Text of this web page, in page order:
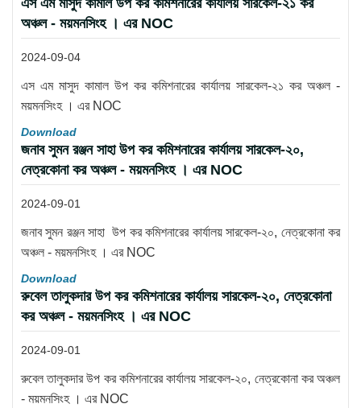
অঞ্চল - ময়মনসিংহ । এর NOC
2024-09-04
এস এম মাসুদ কামাল উপ কর কমিশনারের কার্যালয় সারকেল-২১ কর অঞ্চল -
ময়মনসিংহ । এর NOC
Download
জনাব সুমন রঞ্জন সাহা উপ কর কমিশনারের কার্যালয় সারকেল-২০,
নেত্রকোনা কর অঞ্চল - ময়মনসিংহ । এর NOC
2024-09-01
জনাব সুমন রঞ্জন সাহা উপ কর কমিশনারের কার্যালয় সারকেল-২০, নেত্রকোনা কর
অঞ্চল - ময়মনসিংহ । এর NOC
Download
রুবেল তালুকদার উপ কর কমিশনারের কার্যালয় সারকেল-২০, নেত্রকোনা
কর অঞ্চল - ময়মনসিংহ । এর NOC
2024-09-01
রুবেল তালুকদার উপ কর কমিশনারের কার্যালয় সারকেল-২০, নেত্রকোনা কর অঞ্চল
- ময়মনসিংহ । এর NOC